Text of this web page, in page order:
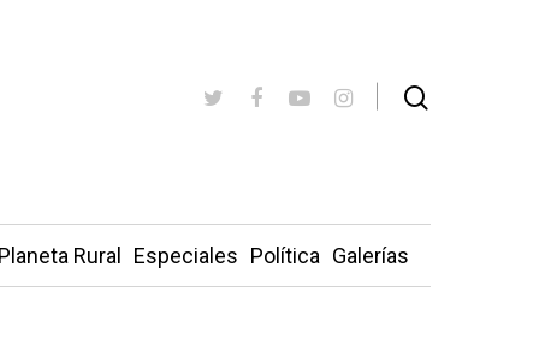
Rural Especiales Política Galerías